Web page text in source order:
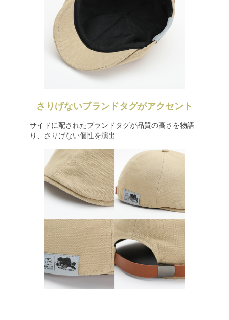
さりげないブランドタグがアクセント
サイドに配されたブランドタグが品質の高さを物語
り、さりげない個性を演出